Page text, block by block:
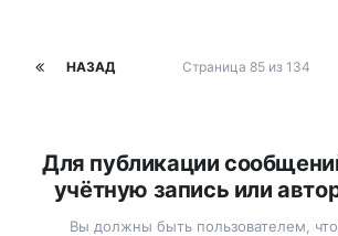
НАЗАД Страница 85 из 134
Для публикации
учётную запись или
Вы должны быть пользователем,